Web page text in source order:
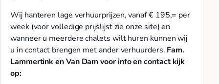
Wij hanteren lage verhuurprijzen, vanaf € 195,= per
week (voor volledige prijslijst zie onze site) en
wanneer u meerdere chalets wilt huren kunnen wij
u in contact brengen met ander verhuurders. Fam.
Lammertink en Van Dam voor info en contact kijk
op: